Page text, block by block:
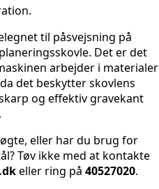
til påsvejsning på
Det er det
arbejder i materialer
det beskytter skovlens
og effektiv gravekant
eller har du brug for
Tøv ikke med at kontakte
eller ring på 40527020.